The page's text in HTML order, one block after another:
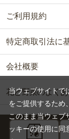
ご利用規約
特定商取引法に
会社概要
花と野菜のよく
当ウェブサイトで
をご提供するため
このまま当ウェブ
ッキーの使用に同